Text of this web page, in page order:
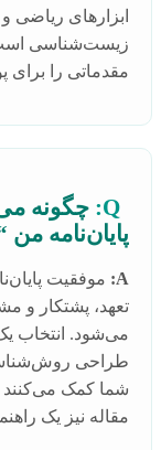
ابزارهای ریاضی
زیست‌شناسی است.
مقدماتی را برای
Q: چگونه
پایان‌نامه
A:
موفقیت
تعهد، پشتکار و
می‌شود. انتخاب یک
طراحی
شما کمک می‌کنند
مقاله نیز یک